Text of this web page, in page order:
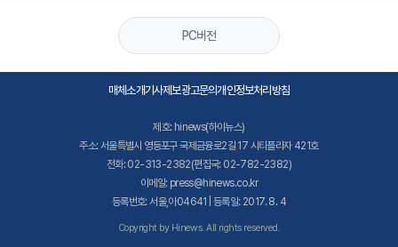
PC버전
매체소개기사제보광고문의개인정보처리방침
제호: hinews(하이뉴스)
주소: 서울특별시 영등포구 국제금융로2길 17 시티플라자 421호
전화: 02-313-2382(편집국: 02-782-2382)
이메일: press@hinews.co.kr
등록번호: 서울,아04641 | 등록일: 2017. 8. 4
Copyright by Hinews. All rights reserved.